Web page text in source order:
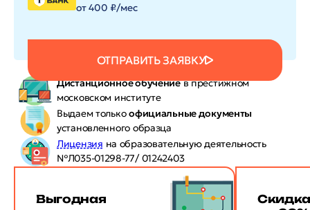
ОТПРАВИТЬ ЗАЯВКУ
от 400 ₽/мес
Дистанционное обучениев престижном
московском институте
Выдаем толькоофициальные документы
установленного образца
Лицензия на образовательную деятельность
№Л035-01298-77/ 01242403
Выгодная